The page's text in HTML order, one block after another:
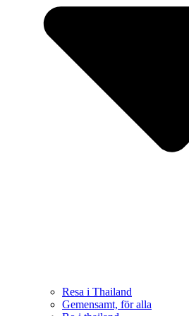
Resa i Thailand
Gemensamt, för alla